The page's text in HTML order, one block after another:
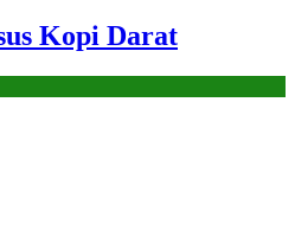
Kopi Darat